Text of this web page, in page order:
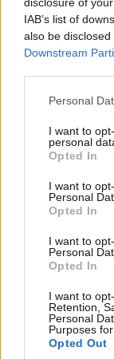
IAB’s list of
also be
Downstream
Please note that
not limited to
grant or deny
use your data
consent section.
Personal
I want to
personal
Opted In
I want to
Personal
Opted In
I want to
Personal
Opted In
I want to
Retention,
Personal
Purposes
Opted Out
LIFESTYLE08·08·2026
Εριέττα
φιλιά με τον
ευτυχίας